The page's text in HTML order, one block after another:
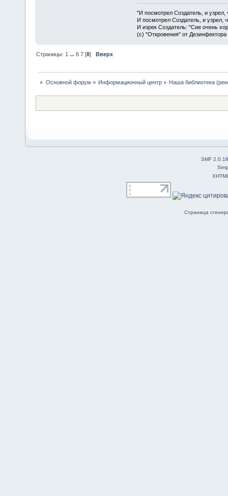
"И посмотрел Создатель, и
И посмотрел Создатель, и узрел,
И изрек Создатель: "Сие очень
(с) "Откровения" от Дезинфектора
Страницы: 1 ...6 7 [8]Вверх
» Основной форум » Информационный центр» Наша библиотека
SMF 2.0.18
Страница